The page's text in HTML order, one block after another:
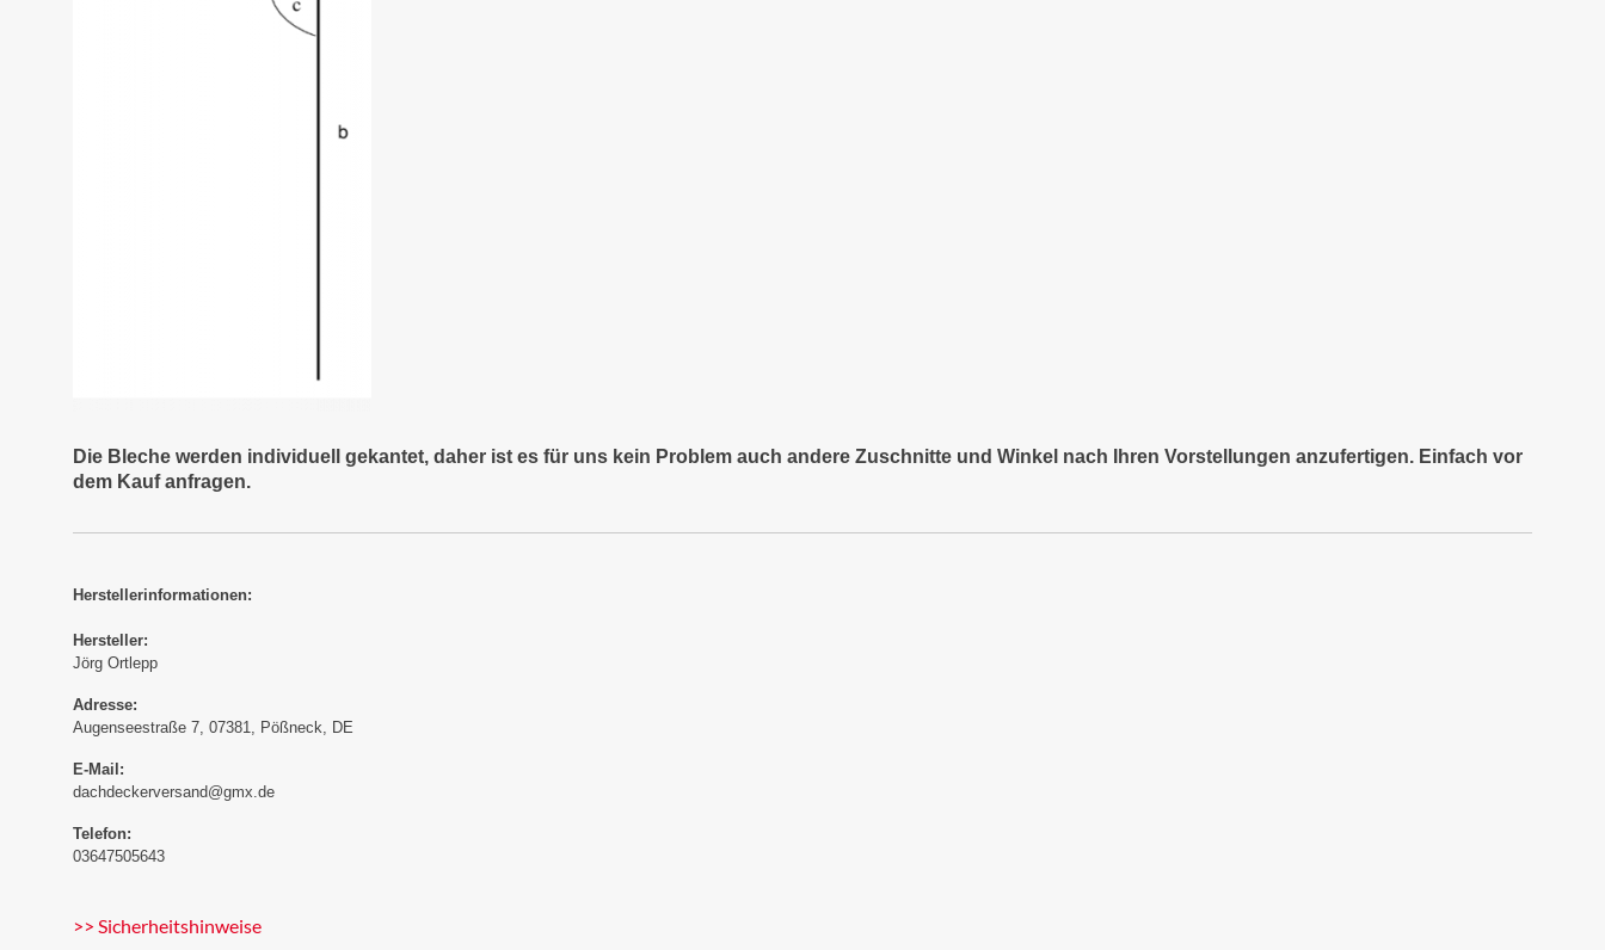
Die Bleche werden individuell gekantet, daher ist es für uns kein Problem auch andere Zuschnitte und Winkel nach Ihren Vorstellungen anzufertigen. Einfach vor
dem Kauf anfragen.
Herstellerinformationen:
Hersteller:
Jörg Ortlepp
Adresse:
Augenseestraße 7, 07381, Pößneck, DE
E-Mail:
dachdeckerversand@gmx.de
Telefon:
03647505643
>> Sicherheitshinweise